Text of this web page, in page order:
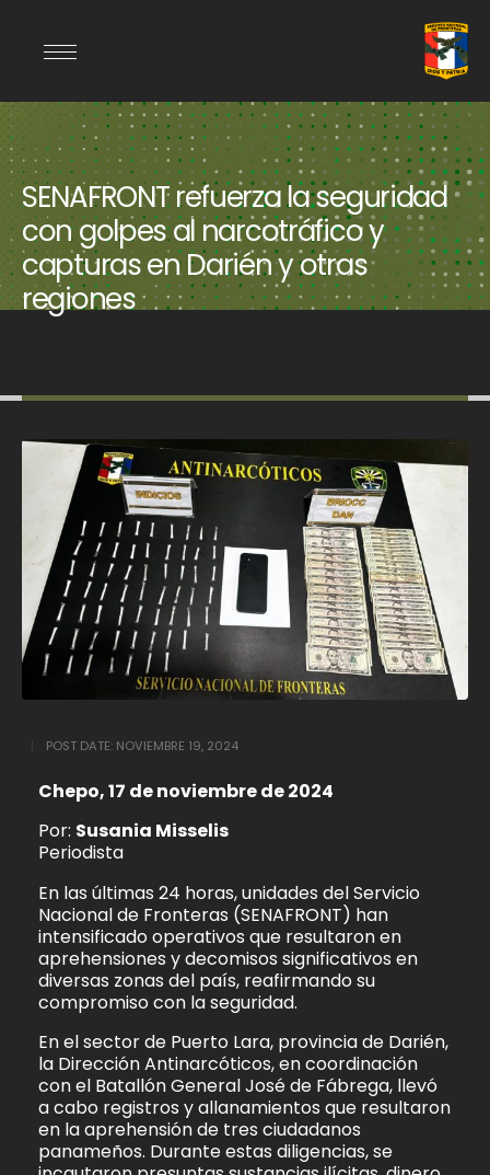
SENAFRONT refuerza la seguridad
con golpes al narcotráfico y
capturas en Darién y otras
regiones
POST DATE: NOVIEMBRE 19, 2024
Chepo, 17 de noviembre de 2024
Por: Susania Misselis
Periodista
En las últimas 24 horas, unidades del Servicio
Nacional de Fronteras (SENAFRONT) han
intensificado operativos que resultaron en
aprehensiones y decomisos significativos en
diversas zonas del país, reafirmando su
compromiso con la seguridad.
En el sector de Puerto Lara, provincia de Darién,
la Dirección Antinarcóticos, en coordinación
con el Batallón General José de Fábrega, llevó
a cabo registros y allanamientos que resultaron
en la aprehensión de tres ciudadanos
panameños. Durante estas diligencias, se